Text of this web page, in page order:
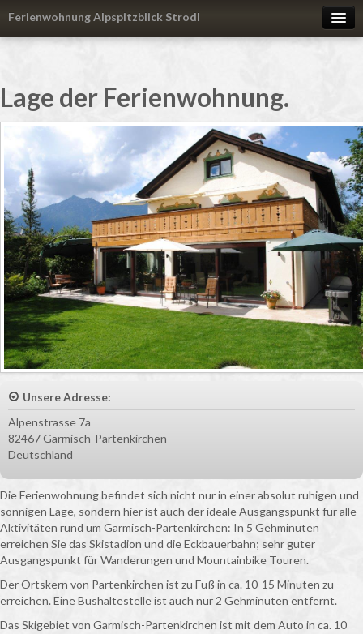
Ferienwohnung Alpspitzblick Strodl
WOHNUNG
KONTAKT
ANFRAGE
Lage der Ferienwohnung.
Unsere Adresse:
Alpenstrasse 7a
82467 Garmisch-Partenkirchen
Deutschland
Die Ferienwohnung befindet sich nicht nur in einer absolut ruhigen und
sonnigen Lage, sondern hier ist auch der ideale Ausgangspunkt für alle
Aktivitäten rund um Garmisch-Partenkirchen: In 5 Gehminuten
erreichen Sie das Skistadion und die Eckbauerbahn; sehr guter
Ausgangspunkt für Wanderungen und Mountainbike Touren.
Der Ortskern von Partenkirchen ist zu Fuß in ca. 10-15 Minuten zu
erreichen. Eine Bushaltestelle ist auch nur 2 Gehminuten entfernt.
Das Skigebiet von Garmisch-Partenkirchen ist mit dem Auto in ca. 10